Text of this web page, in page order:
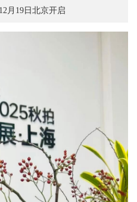
月19日北京开启